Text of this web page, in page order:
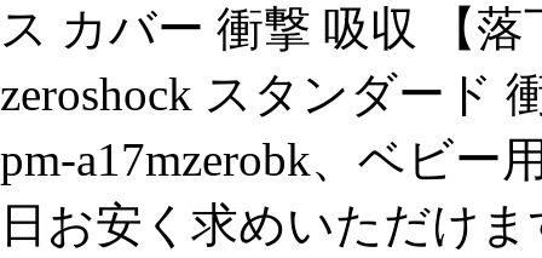
ス カバー 衝撃 吸収 【
zeroshock スタンダード
pm-a17mzerobk、ベビー
日お安く求めいただけ